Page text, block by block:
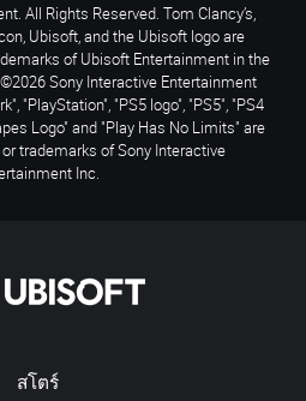
สโตร์
All Rights Reserved. Tom Clancy’s,
Ubisoft, and the Ubisoft logo are
of Ubisoft Entertainment in the
Sony Interactive Entertainment
"PlayStation", "PS5 logo", "PS5", "PS4
Logo" and "Play Has No Limits" are
trademarks of Sony Interactive
Inc.